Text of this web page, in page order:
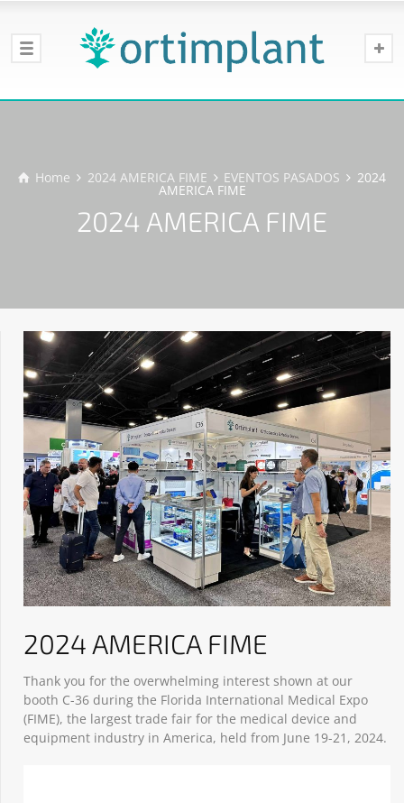
Home 2024 AMERICA FIME EVENTOS PASADOS 2024
AMERICA FIME
2024 AMERICA FIME
2024 AMERICA FIME
Thank you for the overwhelming interest shown at our
booth C-36 during the Florida International Medical Expo
(FIME), the largest trade fair for the medical device and
equipment industry in America, held from June 19-21, 2024.